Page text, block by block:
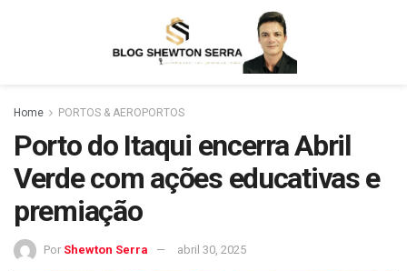
Home PORTOS & AEROPORTOS
Porto do Itaqui encerra Abril
Verde com ações educativas e
premiação
Por Shewton Serra abril 30, 2025